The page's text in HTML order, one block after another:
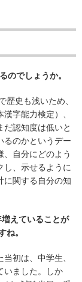
のでしょうか。
史も浅いため、
字能力検定）、
認知度は低いと
るのかというデー
、自分にどのよう
し、示せるように
に関する自分の知
えていることが
ね。
初は、中学生、
いました。しか